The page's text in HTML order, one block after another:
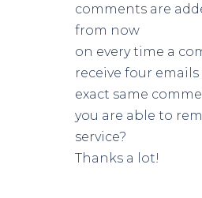
comments are
from now
on every time a
receive four
exact same
you are able to
service?
Thanks a lot!